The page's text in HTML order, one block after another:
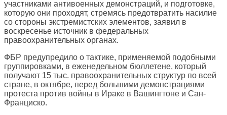
участниками антивоенных демонстраций, и подготовке,
которую они проходят, стремясь предотвратить насилие
со стороны экстремистских элементов, заявил в
воскресенье источник в федеральных
правоохранительных органах.
ФБР предупредило о тактике, применяемой подобными
группировками, в еженедельном бюллетене, который
получают 15 тыс. правоохранительных структур по всей
стране, в октябре, перед большими демонстрациями
протеста против войны в Ираке в Вашингтоне и Сан-
Франциско.